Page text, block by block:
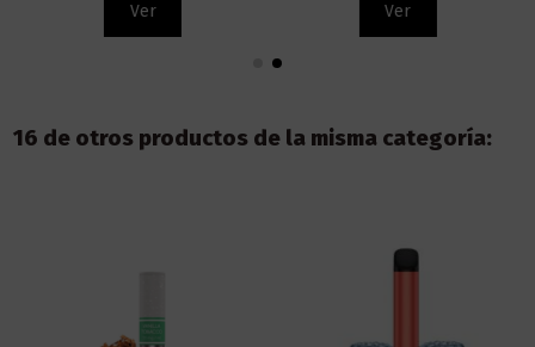
Ver Ver
16 de otros productos de la misma categoría: